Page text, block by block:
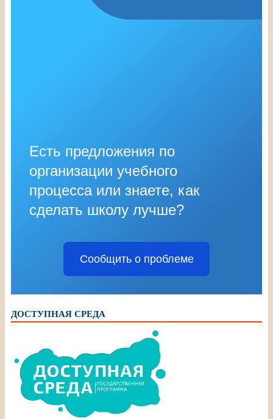
Есть предложения по
организации учебного
процесса или знаете, как
сделать школу лучше?
Сообщить о проблеме
ДОСТУПНАЯ СРЕДА